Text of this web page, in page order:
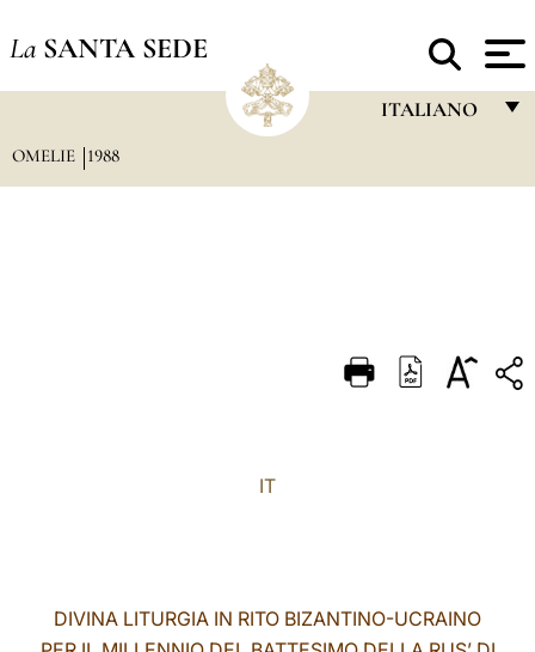
La SANTA SEDE
ITALIANO
DEUTSCH
OMELIE 1988
IT
DIVINA LITURGIA IN RITO BIZANTINO-UCRAINO